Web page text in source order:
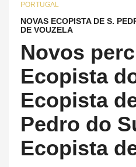
PORTUGAL
NOVAS ECOPISTA DE S.
DE VOUZELA
Novos
Ecopista
Ecopista
Pedro do
Ecopista